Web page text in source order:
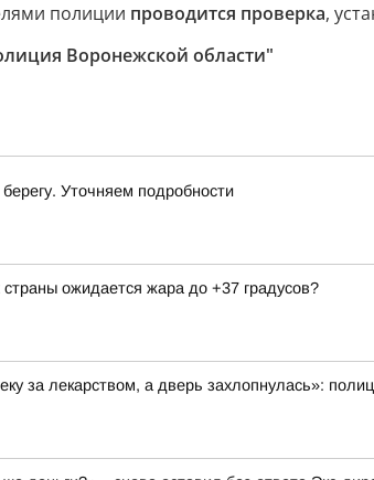
полиции проводится проверка,
Воронежской области"
Уточняем подробности
страны ожидается жара до +37 градусов?
за лекарством, а дверь захлопнулась»: